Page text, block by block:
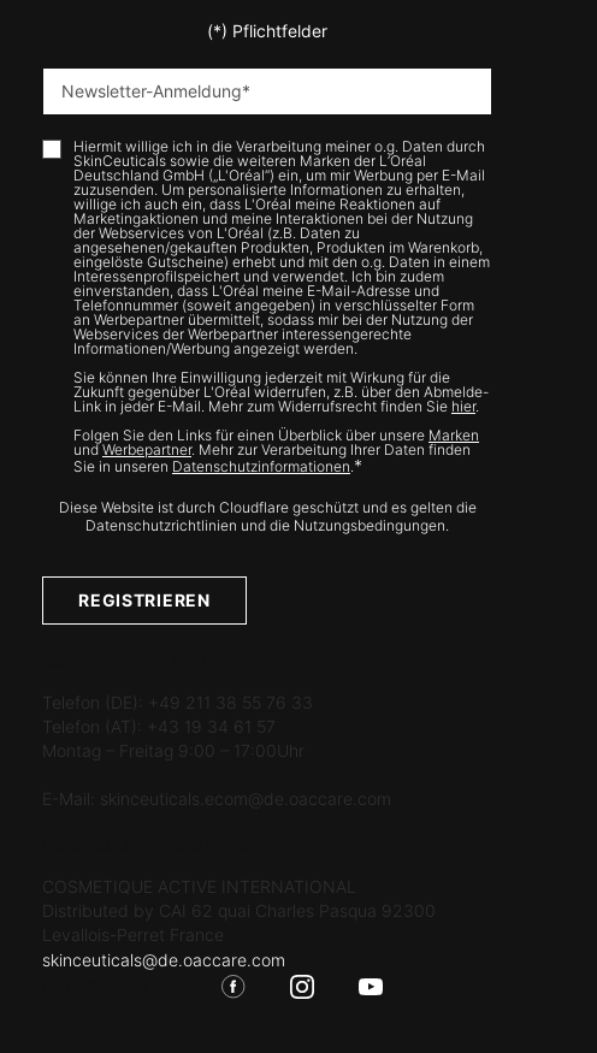
(*) Pflichtfelder
Newsletter-Anmeldung*
Hiermit willige ich in die Verarbeitung meiner o.g. Daten durch
SkinCeuticals sowie die weiteren Marken der L’Oréal
Deutschland GmbH („L'Oréal“) ein, um mir Werbung per E-Mail
zuzusenden. Um personalisierte Informationen zu erhalten,
willige ich auch ein, dass L'Oréal meine Reaktionen auf
Marketingaktionen und meine Interaktionen bei der Nutzung
der Webservices von L'Oréal (z.B. Daten zu
angesehenen/gekauften Produkten, Produkten im Warenkorb,
eingelöste Gutscheine) erhebt und mit den o.g. Daten in einem
Interessenprofilspeichert und verwendet. Ich bin zudem
einverstanden, dass L'Oréal meine E-Mail-Adresse und
Telefonnummer (soweit angegeben) in verschlüsselter Form
an Werbepartner übermittelt, sodass mir bei der Nutzung der
Webservices der Werbepartner interessengerechte
Informationen/Werbung angezeigt werden.
Sie können Ihre Einwilligung jederzeit mit Wirkung für die
Zukunft gegenüber L'Oréal widerrufen, z.B. über den Abmelde-
Link in jeder E-Mail. Mehr zum Widerrufsrecht finden Sie hier.
Folgen Sie den Links für einen Überblick über unsere Marken
undWerbepartner. Mehr zur Verarbeitung Ihrer Daten finden
Sie in unseren Datenschutzinformationen.*
Diese Website ist durch Cloudflare geschützt und es gelten die
Datenschutzrichtlinien und die Nutzungsbedingungen.
REGISTRIEREN
Telefon (DE): +49 211 38 55 76 33
Telefon (AT): +43 19 34 61 57
Montag – Freitag 9:00 – 17:00Uhr
E-Mail: skinceuticals.ecom@de.oaccare.com
COSMETIQUE ACTIVE INTERNATIONAL
Distributed by CAI 62 quai Charles Pasqua 92300
Levallois-Perret France
skinceuticals@de.oaccare.com